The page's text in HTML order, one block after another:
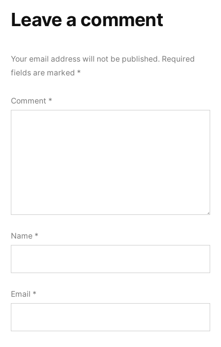
Leave a comment
Your email address will not be published. Required
fields are marked *
Comment *
Name *
Email *